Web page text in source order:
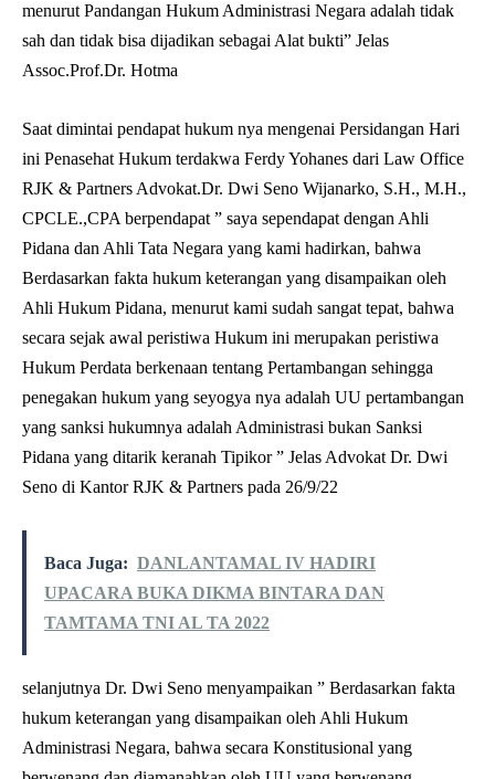
menurut Pandangan Hukum Administrasi Negara adalah tidak
sah dan tidak bisa dijadikan sebagai Alat bukti” Jelas
Assoc.Prof.Dr. Hotma
Saat dimintai pendapat hukum nya mengenai Persidangan Hari
ini Penasehat Hukum terdakwa Ferdy Yohanes dari Law Office
RJK & Partners Advokat.Dr. Dwi Seno Wijanarko, S.H., M.H.,
CPCLE.,CPA berpendapat ” saya sependapat dengan Ahli
Pidana dan Ahli Tata Negara yang kami hadirkan, bahwa
Berdasarkan fakta hukum keterangan yang disampaikan oleh
Ahli Hukum Pidana, menurut kami sudah sangat tepat, bahwa
secara sejak awal peristiwa Hukum ini merupakan peristiwa
Hukum Perdata berkenaan tentang Pertambangan sehingga
penegakan hukum yang seyogya nya adalah UU pertambangan
yang sanksi hukumnya adalah Administrasi bukan Sanksi
Pidana yang ditarik keranah Tipikor ” Jelas Advokat Dr. Dwi
Seno di Kantor RJK & Partners pada 26/9/22
Baca Juga: DANLANTAMAL IV HADIRI
UPACARA BUKA DIKMA BINTARA DAN
TAMTAMA TNI AL TA 2022
selanjutnya Dr. Dwi Seno menyampaikan ” Berdasarkan fakta
hukum keterangan yang disampaikan oleh Ahli Hukum
Administrasi Negara, bahwa secara Konstitusional yang